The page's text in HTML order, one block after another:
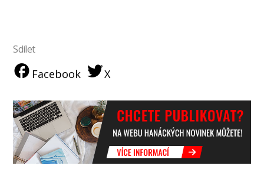
Sdílet
Facebook X